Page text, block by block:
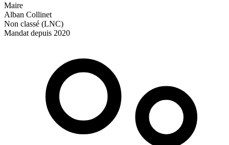
Maire
Alban Collinet
Non classé (LNC)
Mandat depuis 2020